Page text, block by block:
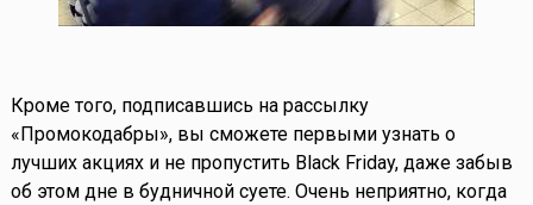
Кроме того, подписавшись на рассылку
«Промокодабры», вы сможете первыми узнать о
лучших акциях и не пропустить Black Friday, даже забыв
об этом дне в будничной суете. Очень неприятно, когда